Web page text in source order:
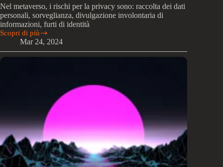
Nel metaverso, i rischi per la privacy sono: raccolta dei dati
personali, sorveglianza, divulgazione involontaria di
informazioni, furti di identità
Scopri di più
Quali
i
potenziali
Mar 24, 2024